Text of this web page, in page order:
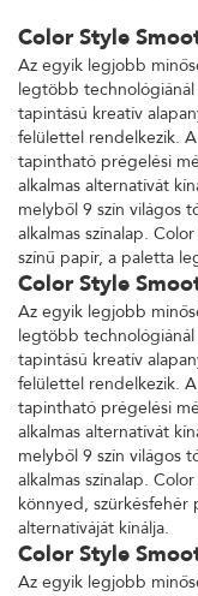
Color Style
Az egyik legjobb
legtöbb
tapintású kreatív
felülettel rendelkezik.
tapintható prégelési
alkalmas alternatívát
melyből 9 szín világos
alkalmas színalap.
színű papír, a paletta
Color Style
Az egyik legjobb
legtöbb
tapintású kreatív
felülettel rendelkezik.
tapintható prégelési
alkalmas alternatívát
melyből 9 szín világos
alkalmas színalap.
könnyed, szürkésfehér
alternatíváját kínálja.
Color Style
Az egyik legjobb